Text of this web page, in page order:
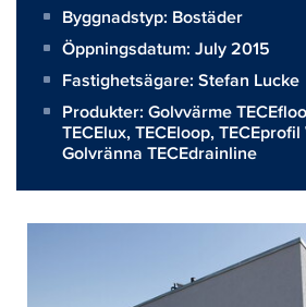
Byggnadstyp: Bostäder
Öppningsdatum: July 2015
Fastighetsägare: Stefan Lucke
Produkter: Golvvärme
TECElux,TECEloop,
Golvränna TECEdrainline